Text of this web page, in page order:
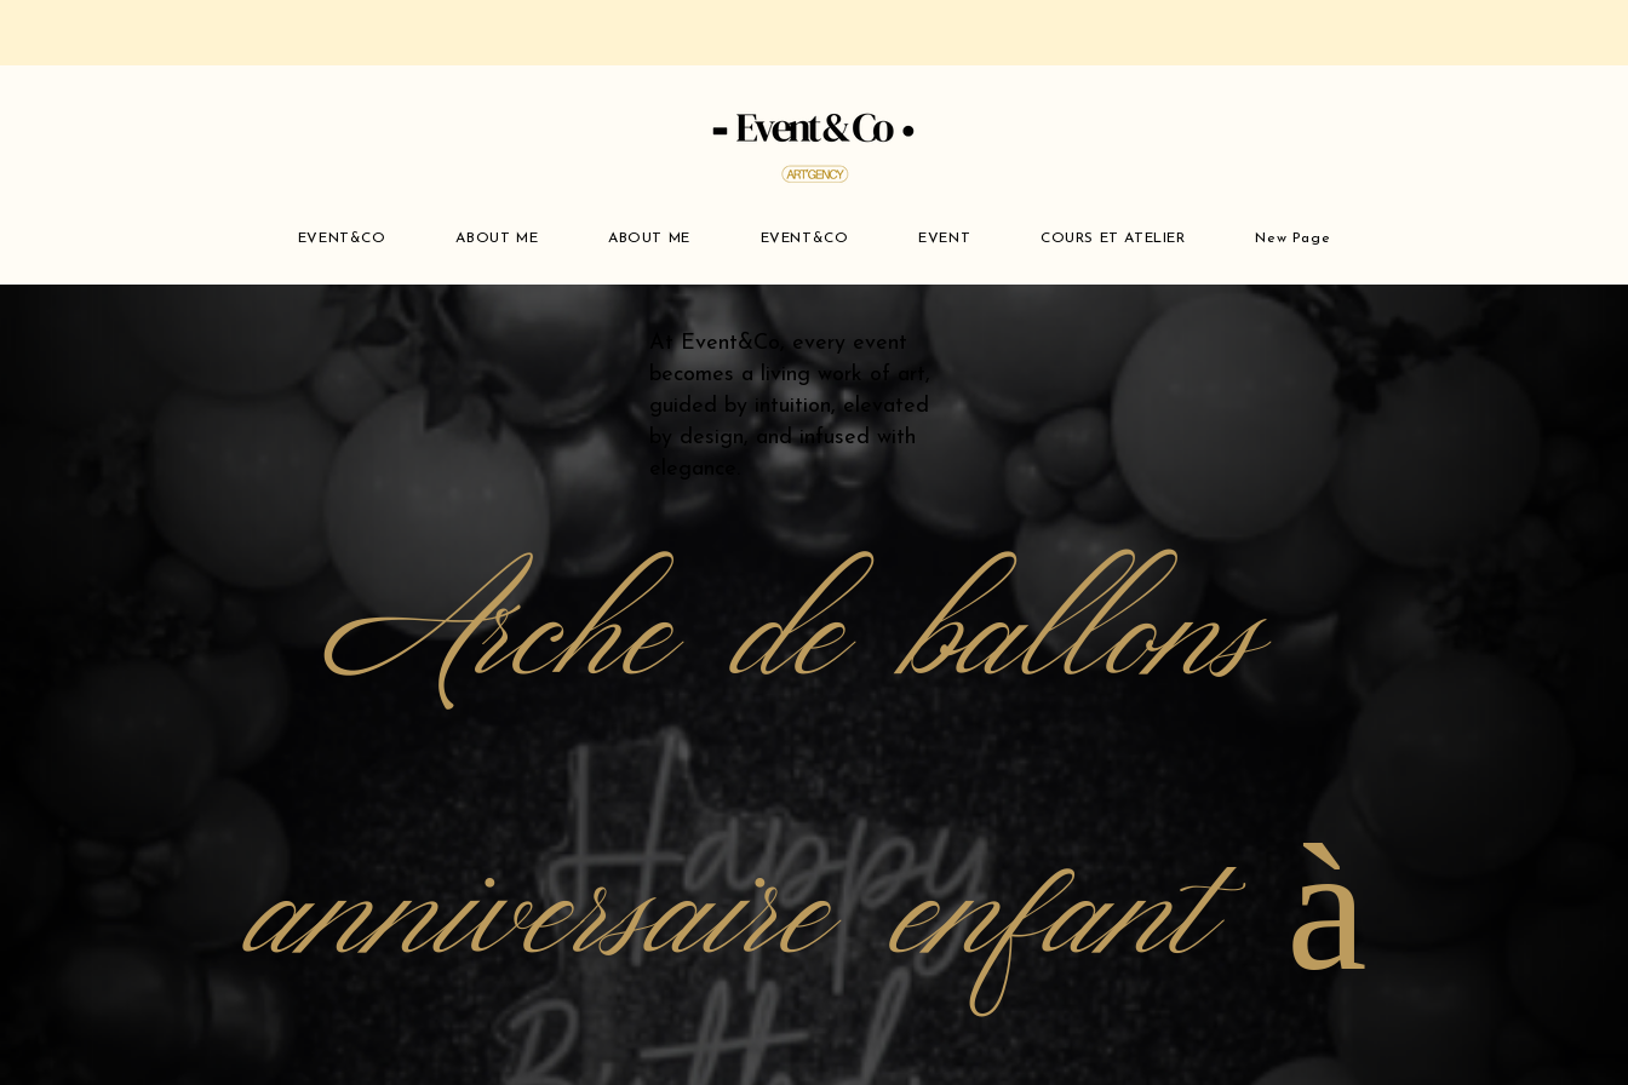
EVENT&CO ABOUT ME ABOUT ME EVENT&CO EVENT COURS ET ATELIER New Page
At Event&Co, every event
becomes a living work of art,
guided by intuition, elevated
by design, and infused with
elegance.
Arche de ballons
anniversaire enfant à